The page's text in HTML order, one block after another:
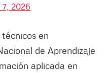
2026
en
de Aprendizaje
aplicada en